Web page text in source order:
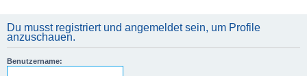
Du musst registriert und angemeldet sein, um Profile
anzuschauen.
Benutzername: